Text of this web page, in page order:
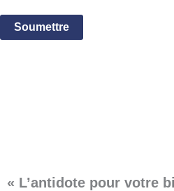
« L’antidote pour votre